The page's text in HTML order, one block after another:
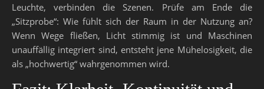
Leuchte, verbinden die Szenen. Prüfe am Ende die
„Sitzprobe“: Wie fühlt sich der Raum in der Nutzung an?
Wenn Wege fließen, Licht stimmig ist und Maschinen
unauffällig integriert sind, entsteht jene Mühelosigkeit, die
als „hochwertig“ wahrgenommen wird.